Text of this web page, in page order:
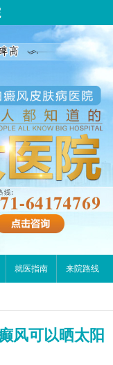
就医指南 来院路线
风可以晒太阳